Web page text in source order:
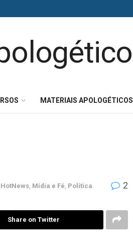
MATERIAIS APOLOGÉTICOS
HotNews Mídia e Fé Política 2
Share on Twitter